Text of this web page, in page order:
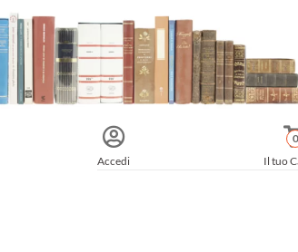
Accedi Il tuo
0